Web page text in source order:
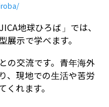
地球ひろば」では、
示で学べます。
の交流です。青年海外
、現地での生活や苦労
れます。